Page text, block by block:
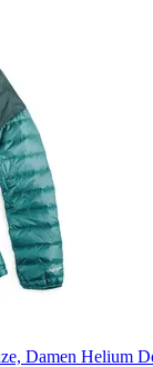
Damen Helium